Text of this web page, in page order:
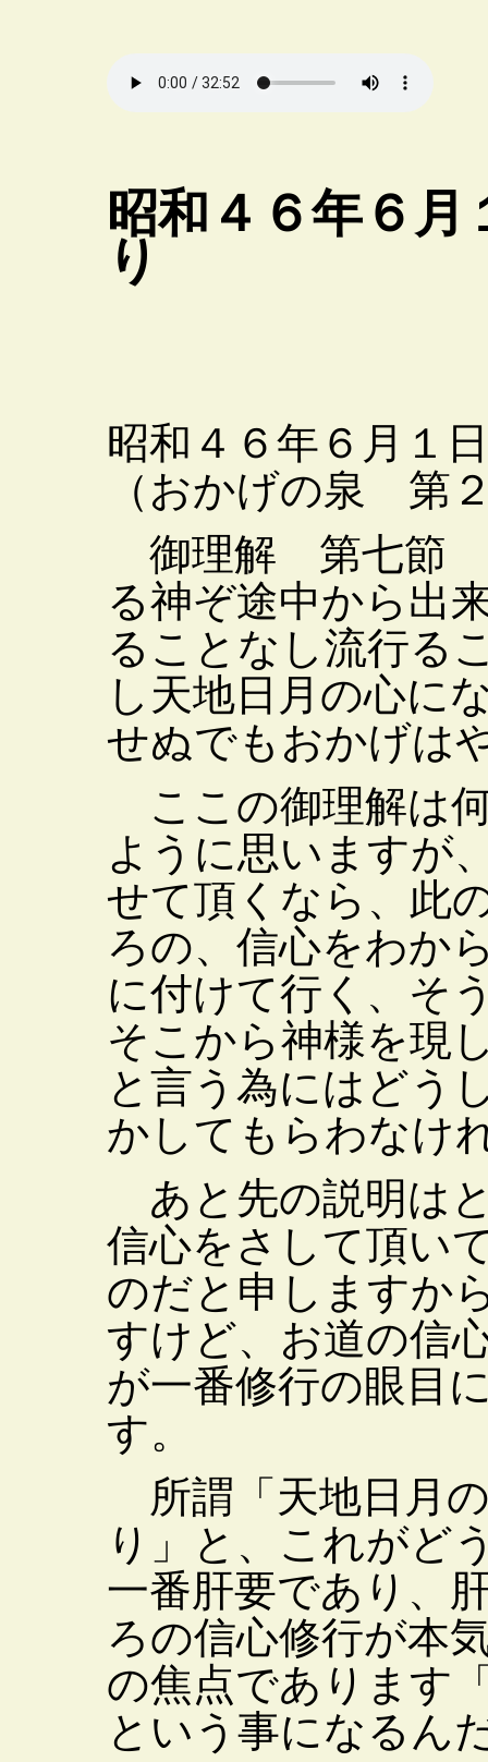
昭和４６年６
り
昭和４６年６月１
（おかげの泉 第
御理解 第七節
る神ぞ途中から出
ることなし流行る
し天地日月の心に
せぬでもおかげは
ここの御理解は
ように思いますが
せて頂くなら、此
ろの、信心をわか
に付けて行く、そ
そこから神様を現
と言う為にはどう
かしてもらわなけ
あと先の説明は
信心をさして頂い
のだと申しますか
すけど、お道の信
が一番修行の眼目
す。
所謂「天地日月
り」と、これがど
一番肝要であり、
ろの信心修行が本
の焦点であります
という事になるん